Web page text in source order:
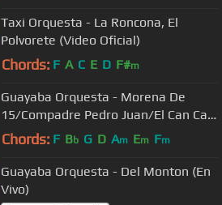
Taxi Orquesta - La Roncona, El
Polvorete (Video Oficial)
Chords: F A C E D F#m
Guayaba Orquesta - Morena De
15/Compadre Pedro Juan/El Can Can
(En Vivo)
Chords: F Bb G D Am Em Fm
Guayaba Orquesta - Del Monton (En
Vivo)